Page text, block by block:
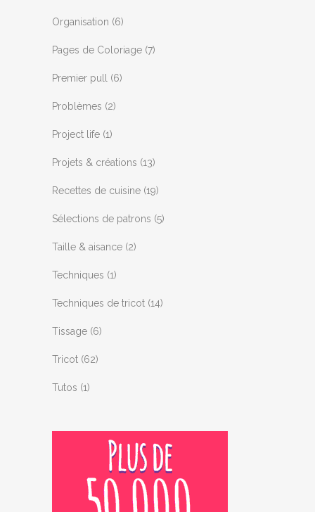
Organisation (6)
Pages de Coloriage (7)
Premier pull (6)
Problèmes (2)
Project life (1)
Projets & créations (13)
Recettes de cuisine (19)
Sélections de patrons (5)
Taille & aisance (2)
Techniques (1)
Techniques de tricot (14)
Tissage (6)
Tricot (62)
Tutos (1)